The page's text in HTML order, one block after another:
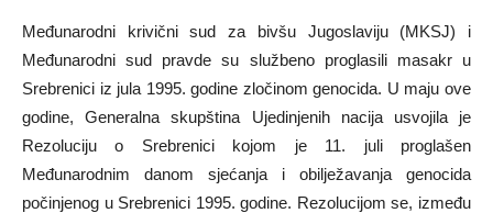
Međunarodni krivični sud za bivšu Jugoslaviju (MKSJ) i
Međunarodni sud pravde su službeno proglasili masakr u
Srebrenici iz jula 1995. godine zločinom genocida. U maju ove
godine, Generalna skupština Ujedinjenih nacija usvojila je
Rezoluciju o Srebrenici kojom je 11. juli proglašen
Međunarodnim danom sjećanja i obilježavanja genocida
počinjenog u Srebrenici 1995. godine. Rezolucijom se, između